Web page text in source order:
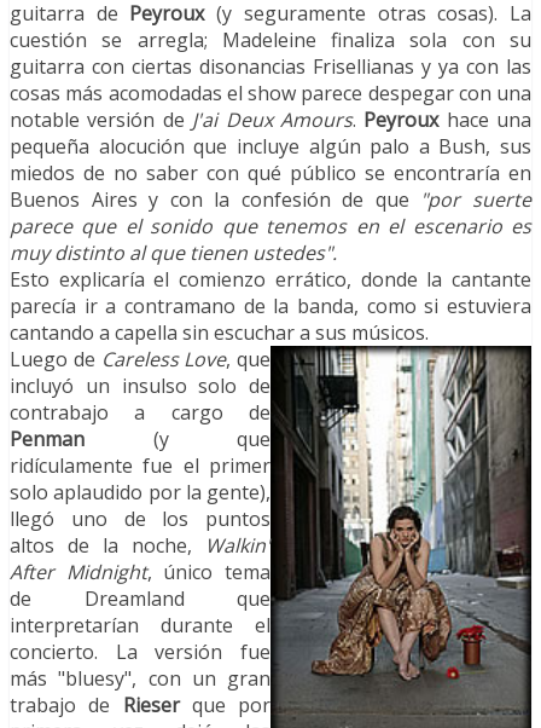
guitarra de Peyroux(y seguramente otras cosas). La
cuestión se arregla; Madeleine finaliza sola con su
guitarra con ciertas disonancias Frisellianas y ya con las
cosas más acomodadas el show parece despegar con una
notable versión de J'ai Deux Amours. Peyrouxhace una
pequeña alocución que incluye algún palo a Bush, sus
miedos de no saber con qué público se encontraría en
Buenos Aires y con la confesión de que "por suerte
parece que el sonido que tenemos en el escenario es
muy distinto al que tienen ustedes".
Esto explicaría el comienzo errático, donde la cantante
parecía ir a contramano de la banda, como si estuviera
cantando a capella sin escuchar a sus músicos.
Luego de Careless Love, que
incluyó un insulso solo de
contrabajo a cargo de
Penman (y que
ridículamente fue el primer
solo aplaudido por la gente),
llegó uno de los puntos
altos de la noche,
Walkin'
After Midnight, único tema
de Dreamland que
interpretarían durante el
concierto. La versión fue
más "bluesy", con un gran
trabajo de Rieserque por